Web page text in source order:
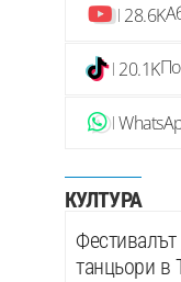
28.6K
20.1K
КУЛТУРА
Фестивалът
танцьори в